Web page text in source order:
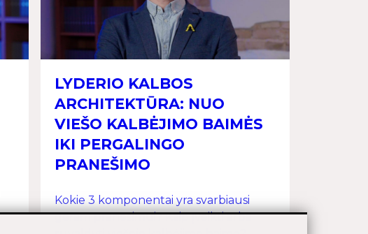
LYDERIO KALBOS
ARCHITEKTŪRA: NUO
VIEŠO KALBĖJIMO BAIMĖS
IKI PERGALINGO
PRANEŠIMO
Kokie 3 komponentai yra svarbiausi
geram pranešimui? Kaip įveikti arba